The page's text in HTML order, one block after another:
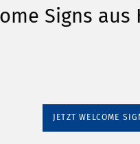
Signs
JETZT WELCOME